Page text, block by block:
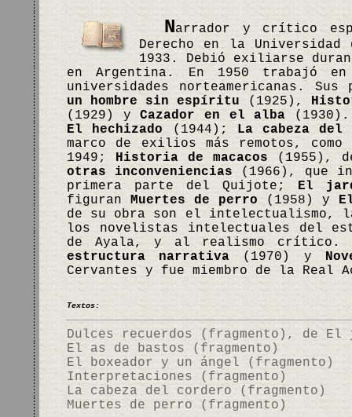
Narrador y crítico
Derecho en la
1933. Debió exiliarse
en Argentina. En 1950 trabajó
universidades norteamericanas.
un hombre sin espíritu (1925),
(1929) yCazador en el alba
El hechizado(1944); La cabeza del
marco de exilios más remotos,
1949; Historia de macacos (1955),
otras inconveniencias (1966), que
primera parte del Quijote; El
figuran Muertes de perro(1958) y
de su obra son el intelectualismo,
los novelistas intelectuales del
de Ayala, y al realismo crítico.
estructura narrativa (1970) y
Cervantes y fue miembro de la Real
Textos:
Dulces recuerdos (fragmento), de
El as de bastos (fragmento)
El boxeador y un ángel (fragmento)
Interpretaciones (fragmento)
La cabeza del cordero (fragmento)
Muertes de perro (fragmento)